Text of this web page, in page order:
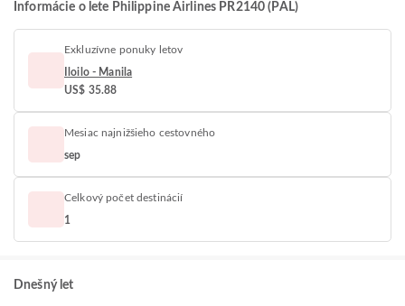
Informácie o lete Philippine Airlines PR2140 (PAL)
Exkluzívne ponuky letov
Iloilo - Manila
US$ 35.88
Mesiac najnižšieho cestovného
sep
Celkový počet destinácií
1
Dnešný let